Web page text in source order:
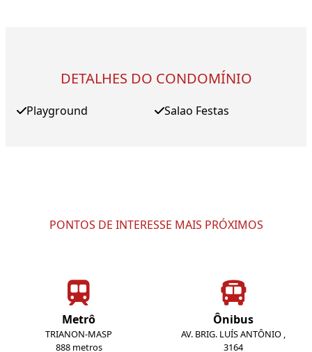
DETALHES DO CONDOMÍNIO
Playground Salao Festas
PONTOS DE INTERESSE MAIS PRÓXIMOS
Metrô
TRIANON-MASP
888 metros
Ônibus
AV. BRIG. LUÍS ANTÔNIO ,
3164